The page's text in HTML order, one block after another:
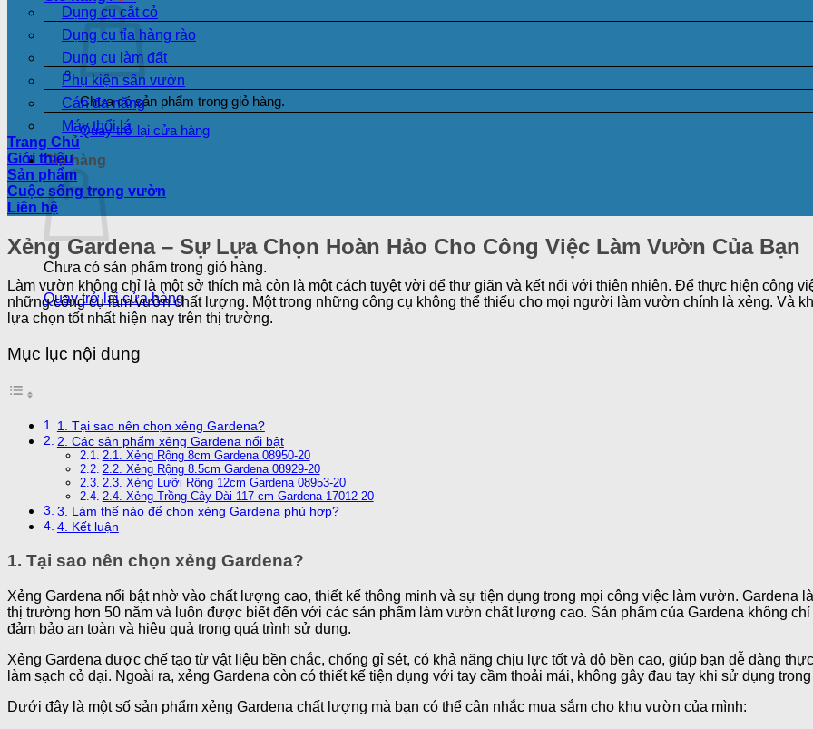
Chưa có sản phẩm trong giỏ hàng.
Quay trở lại cửa hàng
Giỏ hàng
Chưa có sản phẩm trong giỏ hàng.
Quay trở lại cửa hàng
Dụng cụ cắt cỏ
Dụng cụ tỉa hàng rào
Dụng cụ làm đất
Phụ kiện sân vườn
Cán đa năng
Máy thổi lá
Trang Chủ
Giới thiệu
Sản phẩm
Cuộc sống trong vườn
Liên hệ
Xẻng Gardena – Sự Lựa Chọn Hoàn Hảo Cho Công Việc Làm Vườn Của Bạn
Làm vườn không chỉ là một sở thích mà còn là một cách tuyệt vời để thư giãn và kết nối với thiên nhiên. Để thực hiện công
những công cụ làm vườn chất lượng. Một trong những công cụ không thể thiếu cho mọi người làm vườn chính là xẻng. Và
lựa chọn tốt nhất hiện nay trên thị trường.
Mục lục nội dung
1. Tại sao nên chọn xẻng Gardena?
2. Các sản phẩm xẻng Gardena nổi bật
2.1. Xẻng Rộng 8cm Gardena 08950-20
2.2. Xẻng Rộng 8.5cm Gardena 08929-20
2.3. Xẻng Lưỡi Rộng 12cm Gardena 08953-20
2.4. Xẻng Trồng Cây Dài 117 cm Gardena 17012-20
3. Làm thế nào để chọn xẻng Gardena phù hợp?
4. Kết luận
1. Tại sao nên chọn xẻng Gardena?
Xẻng Gardena nổi bật nhờ vào chất lượng cao, thiết kế thông minh và sự tiện dụng trong mọi công việc làm vườn. Gardena
thị trường hơn 50 năm và luôn được biết đến với các sản phẩm làm vườn chất lượng cao. Sản phẩm của Gardena không
đảm bảo an toàn và hiệu quả trong quá trình sử dụng.
Xẻng Gardena được chế tạo từ vật liệu bền chắc, chống gỉ sét, có khả năng chịu lực tốt và độ bền cao, giúp bạn dễ dàng
làm sạch cỏ dại. Ngoài ra, xẻng Gardena còn có thiết kế tiện dụng với tay cầm thoải mái, không gây đau tay khi sử dụng
Dưới đây là một số sản phẩm xẻng Gardena chất lượng mà bạn có thể cân nhắc mua sắm cho khu vườn của mình: